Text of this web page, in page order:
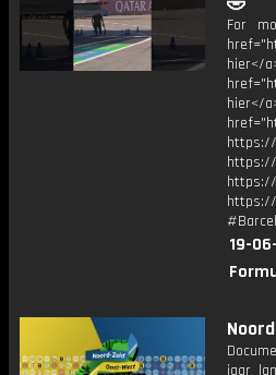
For
https://
19-
jaar